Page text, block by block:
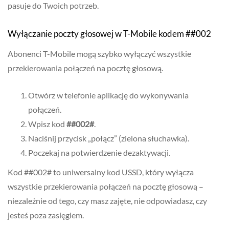
pasuje do Twoich potrzeb.
Wyłączanie poczty głosowej w T-Mobile kodem ##002
Abonenci T-Mobile mogą szybko wyłączyć wszystkie
przekierowania połączeń na pocztę głosową.
Otwórz w telefonie aplikację do wykonywania
połączeń.
Wpisz kod ##002#.
Naciśnij przycisk „połącz” (zielona słuchawka).
Poczekaj na potwierdzenie dezaktywacji.
Kod ##002# to uniwersalny kod USSD, który wyłącza
wszystkie przekierowania połączeń na pocztę głosową –
niezależnie od tego, czy masz zajęte, nie odpowiadasz, czy
jesteś poza zasięgiem.